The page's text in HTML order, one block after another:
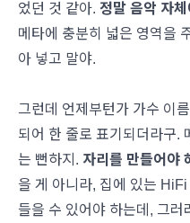
었던 것 같아. 정말 음악 자
메타에 충분히 넓은 영역을
아 넣고 말야.
그런데 언제부턴가 가수 이
되어 한 줄로 표기되더라구.
는 뻔하지. 자리를 만들어야
을 게 아니라, 집에 있는
들을 수 있어야 하는데, 그